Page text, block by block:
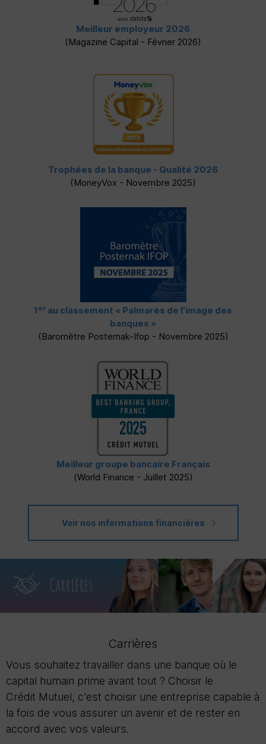
Meilleur employeur 2026
(Magazine Capital - Février 2026)
Trophées de la banque - Qualité 2026
(MoneyVox - Novembre 2025)
1 er au classement « Palmarès de l'image des
banques »
(Baromètre Posternak-Ifop - Novembre 2025)
Meilleur groupe bancaire Français
(World Finance - Juillet 2025)
Voir nos informations financières
Carrières
Vous souhaitez travailler dans une banque où le
capital humain prime avant tout ? Choisir le
Crédit Mutuel, c'est choisir une entreprise capable à
la fois de vous assurer un avenir et de rester en
accord avec vos valeurs.